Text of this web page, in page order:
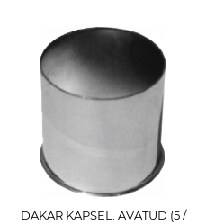
DAKAR KAPSEL. AVATUD (5 /